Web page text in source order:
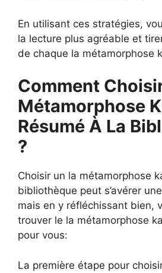
En utilisant ces stratégies,
la lecture plus agréable et
de chaque la métamorphose
Comment
Métamorphose
Résumé À La
?
Choisir un la métamorphose
bibliothèque peut s’avérer
mais en y réfléchissant bien,
trouver le la métamorphose
pour vous:
La première étape pour